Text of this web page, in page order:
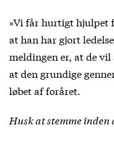
»Vi får hurtigt hjulpet
at han har gjort
meldingen er, at de
at den grundige
løbet af foråret.
Husk at stemme inden